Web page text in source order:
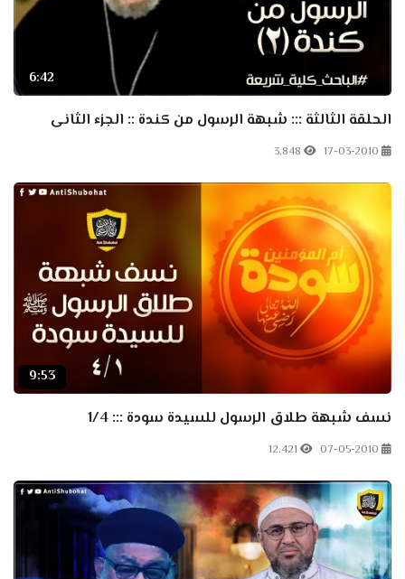
6:42
الحلقة الثالثة ::: شبهة الرسول من كندة :: الجزء الثانى
17-03-2010
3.848
9:53
نسف شبهة طلاق الرسول للسيدة سودة ::: 1/4
07-05-2010
12.421